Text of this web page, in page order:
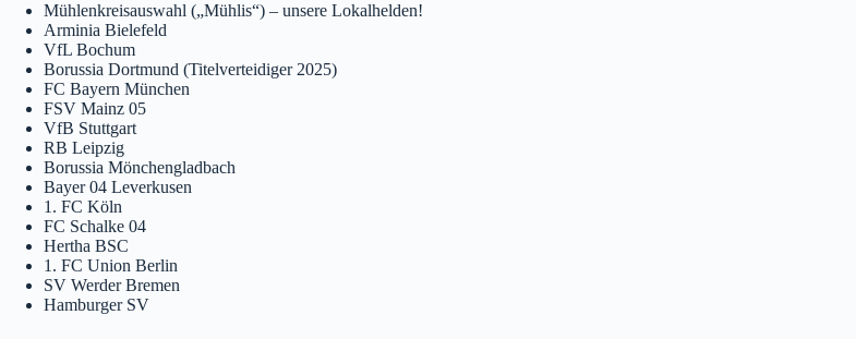
Mühlenkreisauswahl („Mühlis“) – unsere Lokalhelden!
Arminia Bielefeld
VfL Bochum
Borussia Dortmund (Titelverteidiger 2025)
FC Bayern München
FSV Mainz 05
VfB Stuttgart
RB Leipzig
Borussia Mönchengladbach
Bayer 04 Leverkusen
1. FC Köln
FC Schalke 04
Hertha BSC
1. FC Union Berlin
SV Werder Bremen
Hamburger SV